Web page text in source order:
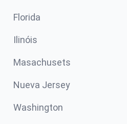
Florida
Ilinóis
Masachusets
Nueva Jersey
Washington